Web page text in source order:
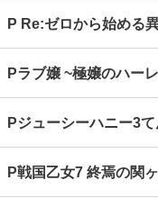
P Re:ゼロから始める
Pラブ嬢 ~極嬢のハー
Pジューシーハニー3
P戦国乙女7 終焉の関